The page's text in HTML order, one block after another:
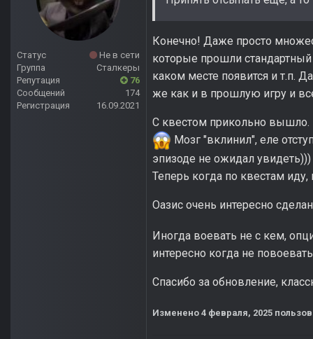
Статус
Не в сети
Группа
Сталкеры
Репутация
76
Сообщений
174
Регистрация
16.09.2021
Конечно! Даже просто
которые прошли
каком месте появится и т.п.
же как и в прошлую игру и
С квестом прикольно вышло.
Мозг "вклинил", еле
эпизоде не ожидал
Теперь когда по квестам
Оазис очень интересно
Иногда воевать не с кем,
интересно когда не
Спасибо за обновление,
Изменено 4 февраля, 2025